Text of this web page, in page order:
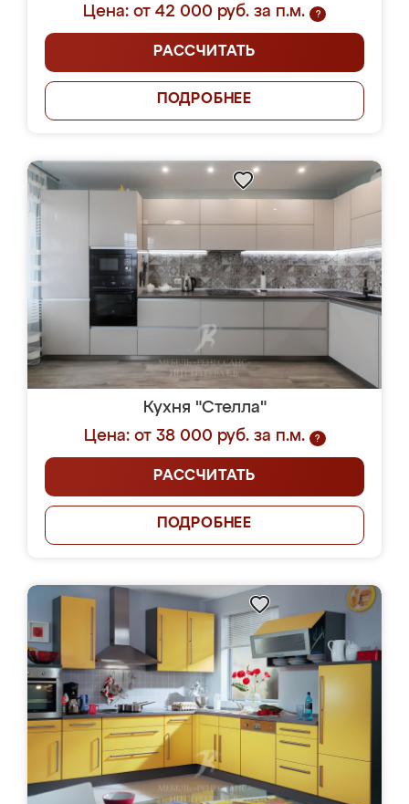
Цена: от 42 000 руб. за п.м.
?
РАССЧИТАТЬ
ПОДРОБНЕЕ
Кухня "Стелла"
Цена: от 38 000 руб. за п.м.
?
РАССЧИТАТЬ
ПОДРОБНЕЕ